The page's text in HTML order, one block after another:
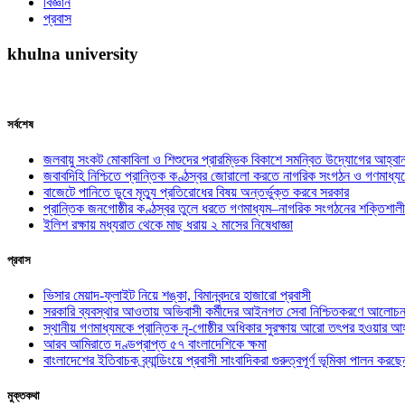
প্রবাস
khulna university
সর্বশেষ
জলবায়ু সংকট মোকাবিলা ও শিশুদের প্রারম্ভিক বিকাশে সমন্বিত উদ্যোগের
জবাবদিহি নিশ্চিতে প্রান্তিক কণ্ঠস্বর জোরালো করতে নাগরিক সংগঠন ও
বাজেটে পানিতে ডুবে মৃত্যু প্রতিরোধের বিষয় অন্তর্ভুক্ত করবে সরকার
প্রান্তিক জনগোষ্ঠীর কণ্ঠস্বর তুলে ধরতে গণমাধ্যম–নাগরিক সংগঠনের
ইলিশ রক্ষায় মধ্যরাত থেকে মাছ ধরায় ২ মাসের নিষেধাজ্ঞা
প্রবাস
ভিসার মেয়াদ-ফ্লাইট নিয়ে শঙ্কা, বিমানবন্দরে হাজারো প্রবাসী
সরকারি ব্যবস্থার আওতায় অভিবাসী কর্মীদের আইনগত সেবা নিশ্চিতকরণে
স্থানীয় গণমাধ্যমকে প্রান্তিক নৃ-গোষ্ঠীর অধিকার সুরক্ষায় আরো তৎপর হওয়ার
আরব আমিরাতে দণ্ডপ্রাপ্ত ৫৭ বাংলাদেশিকে ক্ষমা
বাংলাদেশের ইতিবাচক ব্র্যান্ডিংয়ে প্রবাসী সাংবাদিকরা গুরুত্বপূর্ণ ভূমিকা পালন
মুক্তকথা